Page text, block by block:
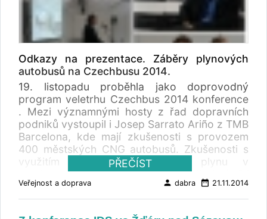
Odkazy na prezentace. Záběry plynových
autobusů na Czechbusu 2014.
19. listopadu proběhla jako doprovodný
program veletrhu Czechbus 2014 konference
. Mezi významnými hosty z řad dopravních
podniků vystoupil i Josep Sarrato Ariño z TMB
Barcelona, kde mají zkušenosti s provozem
400 městských CNG autobusů. Zkušenosti s
využitím stlačeného zemního plynu v
autobusové dopravě prezentovali i čeští
dopravci. PREZENTACE TMB (Barcelona):
VISION OF A COMPANY USER CNG "pdf" TMB
(Barcelona): : VISION OF A COMPANY USER
PŘEČÍST
Veřejnost a doprava person dabra date_range 21.11.2014